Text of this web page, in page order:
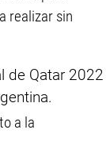
realizar sin
a la